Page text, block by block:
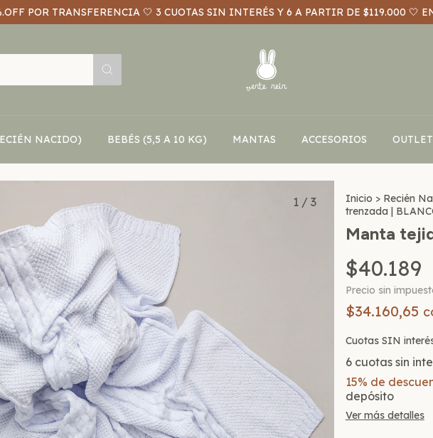
POR TRANSFERENCIA 🤍 3 CUOTAS SIN INTERÉS Y 6 A PARTIR DE $119.000 🤍
NACIDO) BEBÉS (5,5 A 10 KG) MANTAS ACCESORIOS
1/ 3 Inicio > Recién
trenzada |
Manta
$40.189
Precio sin
$34.160,65
Cuotas SIN
6 cuotas sin
15% de
depósito
Ver más detalles